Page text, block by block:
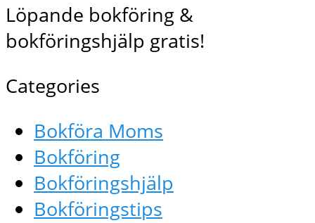
Löpande bokföring &
bokföringshjälp gratis!
Categories
Bokföra Moms
Bokföring
Bokföringshjälp
Bokföringstips